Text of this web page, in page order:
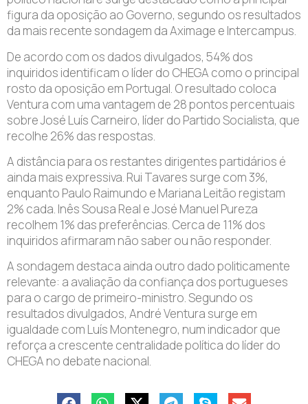
figura da oposição ao Governo, segundo os resultados
da mais recente sondagem da Aximage e Intercampus.
De acordo com os dados divulgados, 54% dos
inquiridos identificam o líder do CHEGA como o principal
rosto da oposição em Portugal. O resultado coloca
Ventura com uma vantagem de 28 pontos percentuais
sobre José Luís Carneiro, líder do Partido Socialista, que
recolhe 26% das respostas.
A distância para os restantes dirigentes partidários é
ainda mais expressiva. Rui Tavares surge com 3%,
enquanto Paulo Raimundo e Mariana Leitão registam
2% cada. Inês Sousa Real e José Manuel Pureza
recolhem 1% das preferências. Cerca de 11% dos
inquiridos afirmaram não saber ou não responder.
A sondagem destaca ainda outro dado politicamente
relevante: a avaliação da confiança dos portugueses
para o cargo de primeiro-ministro. Segundo os
resultados divulgados, André Ventura surge em
igualdade com Luís Montenegro, num indicador que
reforça a crescente centralidade política do líder do
CHEGA no debate nacional.